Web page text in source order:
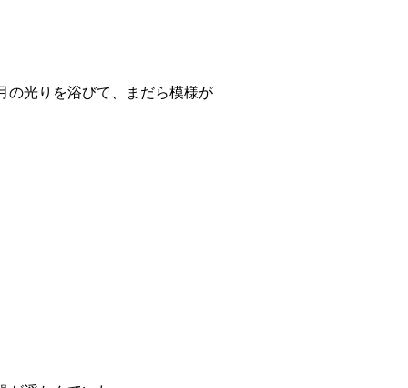
の光りを浴びて、まだら模様が